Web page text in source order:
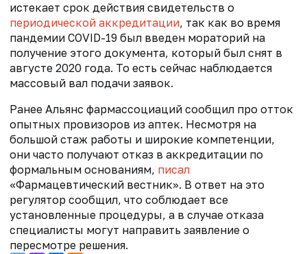
истекает срок действия свидетельств о
периодической аккредитации, так как во время
пандемии COVID-19 был введен мораторий на
получение этого документа, который был снят в
августе 2020 года. То есть сейчас наблюдается
массовый вал подачи заявок.
Ранее Альянс фармассоциаций сообщил про отток
опытных провизоров из аптек. Несмотря на
большой стаж работы и широкие компетенции,
они часто получают отказ в аккредитации по
формальным основаниям, писал
«Фармацевтический вестник». В ответ на это
регулятор сообщил, что соблюдает все
установленные процедуры, а в случае отказа
специалисты могут направить заявление о
пересмотре решения.